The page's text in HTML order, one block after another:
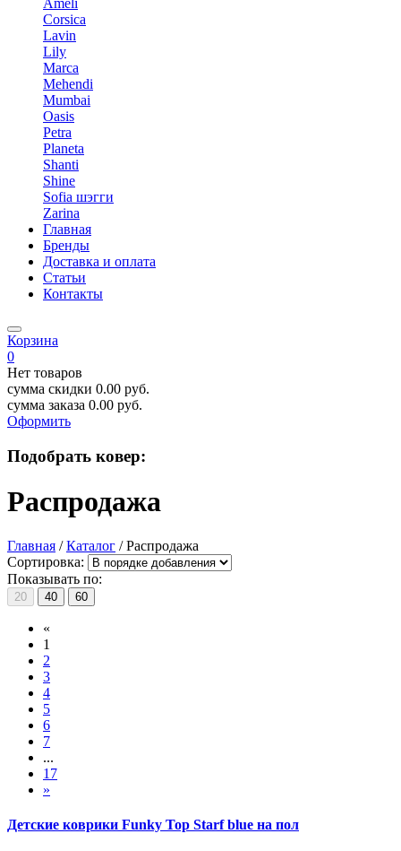
Ameli
Corsica
Lavin
Lily
Marca
Mehendi
Mumbai
Oasis
Petra
Planeta
Shanti
Shine
Sofia шэгги
Zarina
Главная
Бренды
Доставка и оплата
Статьи
Контакты
Корзина
0
Нет товаров
сумма скидки 0.00 руб.
сумма заказа 0.00 руб.
Оформить
Подобрать ковер:
Распродажа
Главная / Каталог / Распродажа
Сортировка:
Показывать по:
20 40 60
«
1
2
3
4
5
6
7
...
17
»
Детские коврики Funky Top Starf blue на пол